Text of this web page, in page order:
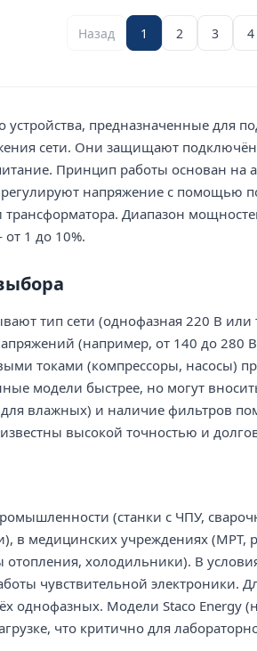
Назад 1 2 3 4
предназначенные для
сети. Они защищают
Принцип работы основан
напряжение с помощью
Диапазон
1 до 10%.
тип сети (однофазная 220 В
(например, от 140 до 280
токами (компрессоры, насосы)
модели быстрее, но могут
влажных) и наличие фильтров
высокой точностью и
(станки с ЧПУ,
в медицинских учреждениях (МРТ,
холодильники). В
чувствительной электроники.
однофазных. Модели Staco Energy
что критично для